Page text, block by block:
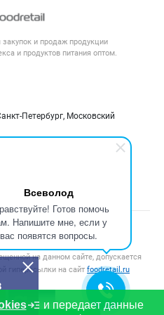
Всеволод
Готов помочь
Напишите мне, если у
вас появятся вопросы.
и продаж продукции
и продуктов питания оптом.
Петербург, Московский
оферта
информация
персональных данных
рынка
соки, вода
для пищепрома
о компаниях
право, логотипы
“М16.Тех”.
на данном сайте, допускается
гиперссылки на сайт foodretail.ru
и передает данные